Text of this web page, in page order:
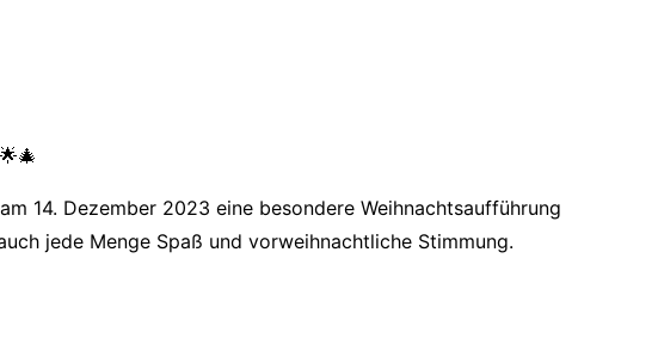
14. Dezember 2023 eine besondere Weihnachtsaufführung
jede Menge Spaß und vorweihnachtliche Stimmung.